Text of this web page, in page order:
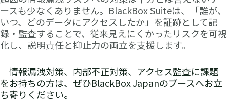
ースも少なくありません。BlackBox Suiteは、「誰が、
いつ、どのデータにアクセスしたか」を証跡として記
録・監査することで、従来見えにくかったリスクを可視
化し、説明責任と抑止力の両立を支援します。
情報漏洩対策、内部不正対策、アクセス監査に課題
をお持ちの方は、ぜひBlackBox Japanのブースへお立
ち寄りください。